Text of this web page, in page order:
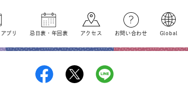
アプリ 忌日表 ・ 年回表 アクセス お問い合わせ Global